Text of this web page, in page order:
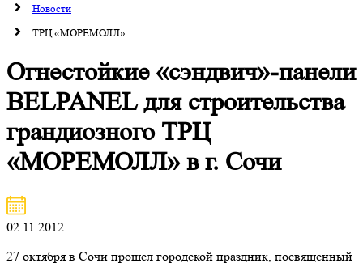
Новости
ТРЦ «МОРЕМОЛЛ»
Огнестойкие «сэндвич»-панели
BELPANEL для строительства
грандиозного ТРЦ
«МОРЕМОЛЛ» в г. Сочи
02.11.2012
27 октября в Сочи прошел городской праздник, посвященный